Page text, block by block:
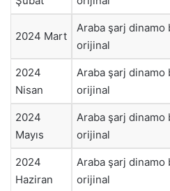
2024 Mart
Araba şarj dinamo
orijinal
2024
Nisan
Araba şarj dinamo
orijinal
2024
Mayıs
Araba şarj dinamo
orijinal
2024
Haziran
Araba şarj dinamo
orijinal